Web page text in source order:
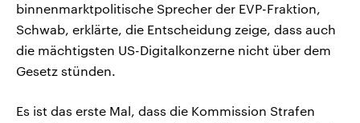
binnenmarktpolitische Sprecher der EVP-Fraktion,
Schwab, erklärte, die Entscheidung zeige, dass auch
die mächtigsten US-Digitalkonzerne nicht über dem
Gesetz stünden.
Es ist das erste Mal, dass die Kommission Strafen